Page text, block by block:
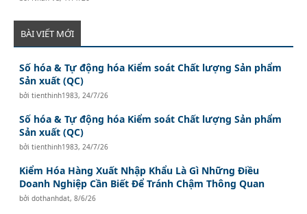
BÀI VIẾT MỚI
Số hóa & Tự động hóa Kiểm soát Chất lượng Sản phẩm
Sản xuất (QC)
bởitienthinh1983, 24/7/26
Số hóa & Tự động hóa Kiểm soát Chất lượng Sản phẩm
Sản xuất (QC)
bởitienthinh1983, 24/7/26
Kiểm Hóa Hàng Xuất Nhập Khẩu Là Gì Những Điều
Doanh Nghiệp Cần Biết Để Tránh Chậm Thông Quan
bởidothanhdat,8/6/26